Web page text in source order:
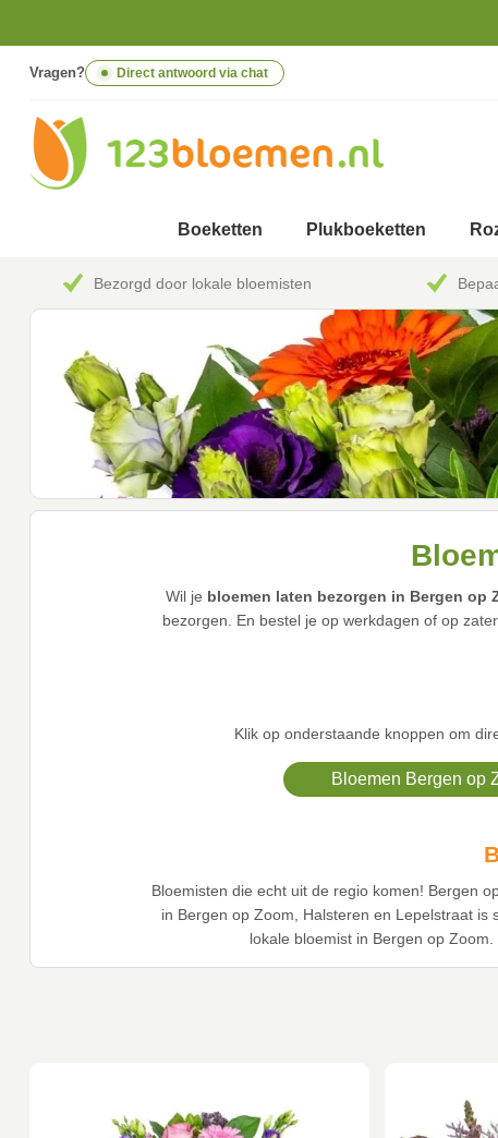
Vragen? Direct antwoord via chat
Boeketten Plukboeketten
Bezorgd door lokale bloemisten
Wil je bloemen laten bezorgen in Bergen op
bezorgen. En bestel je op werkdagen of op
Klik op onderstaande knoppen om
Bloemen Bergen op
Bloemisten die echt uit de regio komen! Bergen
in Bergen op Zoom, Halsteren en Lepelstraat
lokale bloemist in Bergen op